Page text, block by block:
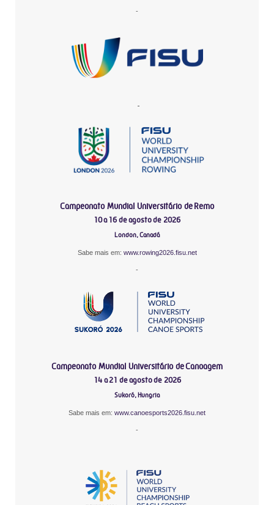
-
-
Campeonato Mundial Universitário de Remo
10 a 16 de agosto de 2026
London, Canadá
Sabe mais em: www.rowing2026.fisu.net
-
Campeonato Mundial Universitário de Canoagem
14 a 21 de agosto de 2026
Sukoró, Hungria
Sabe mais em: www.canoesports2026.fisu.net
-